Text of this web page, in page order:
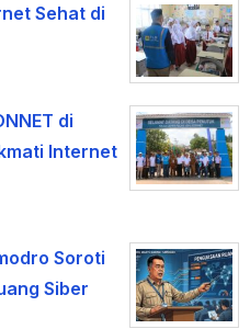
Sehat di
di
Internet
Soroti
Siber